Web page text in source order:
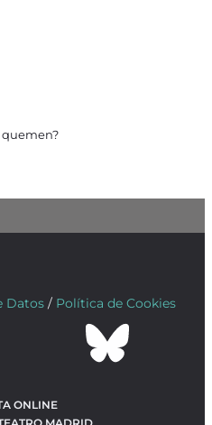
quemen?
Datos / Política de Cookies
ONLINE